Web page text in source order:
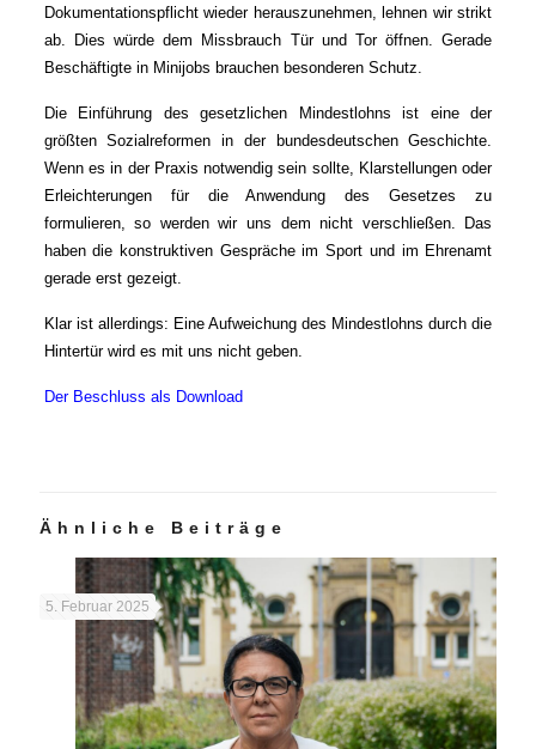
Dokumentationspflicht wieder herauszunehmen, lehnen wir strikt
ab. Dies würde dem Missbrauch Tür und Tor öffnen. Gerade
Beschäftigte in Minijobs brauchen besonderen Schutz.
Die Einführung des gesetzlichen Mindestlohns ist eine der
größten Sozialreformen in der bundesdeutschen Geschichte.
Wenn es in der Praxis notwendig sein sollte, Klarstellungen oder
Erleichterungen für die Anwendung des Gesetzes zu
formulieren, so werden wir uns dem nicht verschließen. Das
haben die konstruktiven Gespräche im Sport und im Ehrenamt
gerade erst gezeigt.
Klar ist allerdings: Eine Aufweichung des Mindestlohns durch die
Hintertür wird es mit uns nicht geben.
Der Beschluss als Download
Ähnliche Beiträge
5. Februar 2025